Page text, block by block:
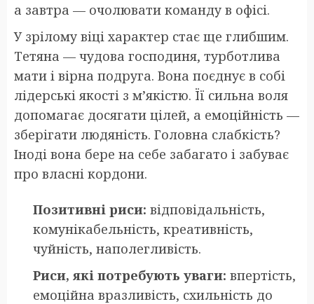
а завтра — очолювати команду в офісі.
У зрілому віці характер стає ще глибшим.
Тетяна — чудова господиня, турботлива
мати і вірна подруга. Вона поєднує в собі
лідерські якості з м’якістю. Її сильна воля
допомагає досягати цілей, а емоційність —
зберігати людяність. Головна слабкість?
Іноді вона бере на себе забагато і забуває
про власні кордони.
Позитивні риси: відповідальність,
комунікабельність, креативність,
чуйність, наполегливість.
Риси, які потребують уваги: впертість,
емоційна вразливість, схильність до